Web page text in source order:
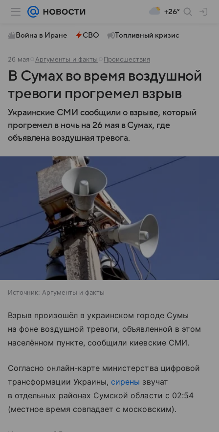
+26°
Война в Иране СВО Топливный кризис
26 мая Аргументы и факты Происшествия
В Сумах во время воздушной
тревоги прогремел взрыв
Украинские СМИ сообщили о взрыве, который
прогремел в ночь на 26 мая в Сумах, где
объявлена воздушная тревога.
Источник: Аргументы и факты
Взрыв произошёл в украинском городе Сумы
на фоне воздушной тревоги, объявленной в этом
населённом пункте, сообщили киевские СМИ.
Согласно онлайн-карте министерства цифровой
трансформации Украины, сирены звучат
в отдельных районах Сумской области с 02:54
(местное время совпадает с московским).